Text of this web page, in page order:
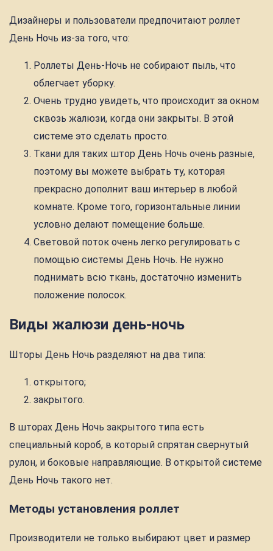
Дизайнеры и пользователи предпочитают роллет
День Ночь из-за того, что:
Роллеты День-Ночь не собирают пыль, что
облегчает уборку.
Очень трудно увидеть, что происходит за окном
сквозь жалюзи, когда они закрыты. В этой
системе это сделать просто.
Ткани для таких штор День Ночь очень разные,
поэтому вы можете выбрать ту, которая
прекрасно дополнит ваш интерьер в любой
комнате. Кроме того, горизонтальные линии
условно делают помещение больше.
Световой поток очень легко регулировать с
помощью системы День Ночь. Не нужно
поднимать всю ткань, достаточно изменить
положение полосок.
Виды жалюзи день-ночь
Шторы День Ночь разделяют на два типа:
открытого;
закрытого.
В шторах День Ночь закрытого типа есть
специальный короб, в который спрятан свернутый
рулон, и боковые направляющие. В открытой системе
День Ночь такого нет.
Методы установления роллет
Производители не только выбирают цвет и размер